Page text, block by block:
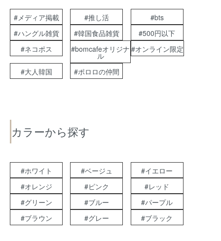
#メディア掲載 #推し活
#bts
#ハングル雑貨
#韓国食品雑貨
#500円以下
#ネコポス
#bomcafeオリジナ
ル
#オンライン限定
#大人韓国 #ポロロの仲間
カラーから探す
#ホワイト #ベージュ
#イエロー
#オレンジ
#ピンク
#レッド
#グリーン
#ブルー
#パープル
#ブラウン
#グレー #ブラック